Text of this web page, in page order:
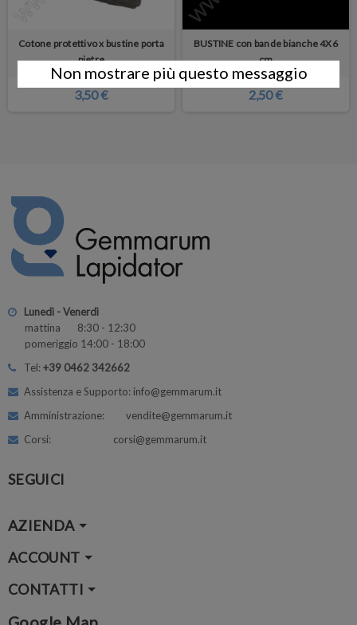
Cotone protettivo x bustine porta
pietre
3,50 €
BUSTINE con bande bianche 4X6
cm
2,50 €
Lunedì - Venerdì
mattina 8:30 - 12:30
pomeriggio 14:00 - 18:00
Tel:+39 0462 342662
Assistenza e Supporto: info@gemmarum.it
Amministrazione: vendite@gemmarum.it
Corsi: corsi@gemmarum.it
SEGUICI
AZIENDA
ACCOUNT
CONTATTI
Non mostrare più questo messaggio